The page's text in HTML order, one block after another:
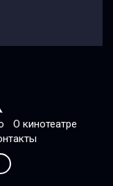
О кинотеатре